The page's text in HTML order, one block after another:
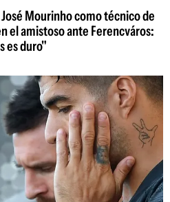
Mourinho como técnico de
el amistoso ante Ferencváros:
es duro"